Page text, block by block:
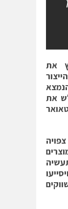
את
את
של 2022; המוצרים